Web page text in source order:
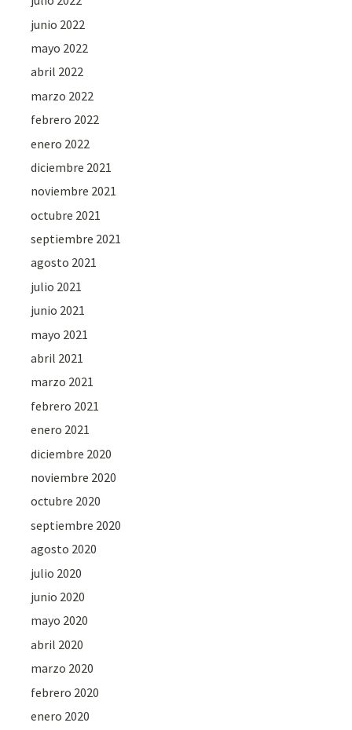
junio 2022
mayo 2022
abril 2022
marzo 2022
febrero 2022
enero 2022
diciembre 2021
noviembre 2021
octubre 2021
septiembre 2021
agosto 2021
julio 2021
junio 2021
mayo 2021
abril 2021
marzo 2021
febrero 2021
enero 2021
diciembre 2020
noviembre 2020
octubre 2020
septiembre 2020
agosto 2020
julio 2020
junio 2020
mayo 2020
abril 2020
marzo 2020
febrero 2020
enero 2020